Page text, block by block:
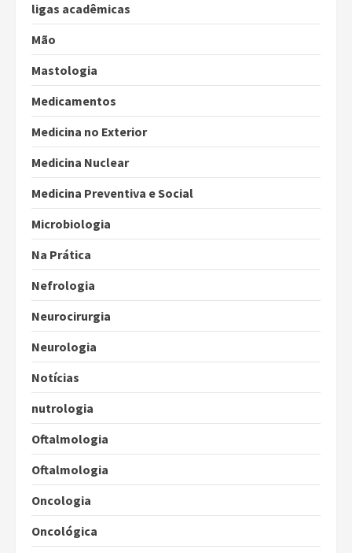
ligas acadêmicas
Mão
Mastologia
Medicamentos
Medicina no Exterior
Medicina Nuclear
Medicina Preventiva e Social
Microbiologia
Na Prática
Nefrologia
Neurocirurgia
Neurologia
Notícias
nutrologia
Oftalmologia
Oftalmologia
Oncologia
Oncológica